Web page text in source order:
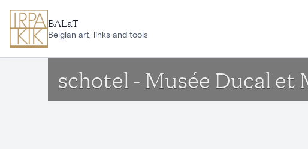
BALaT
Belgian art, links and tools
schotel - Musée Ducal et